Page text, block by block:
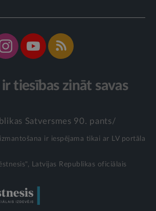
tiesības zināt savas
Satversmes 90. pants/
ir iespējama tikai ar LV portāla
Latvijas Republikas oficiālais